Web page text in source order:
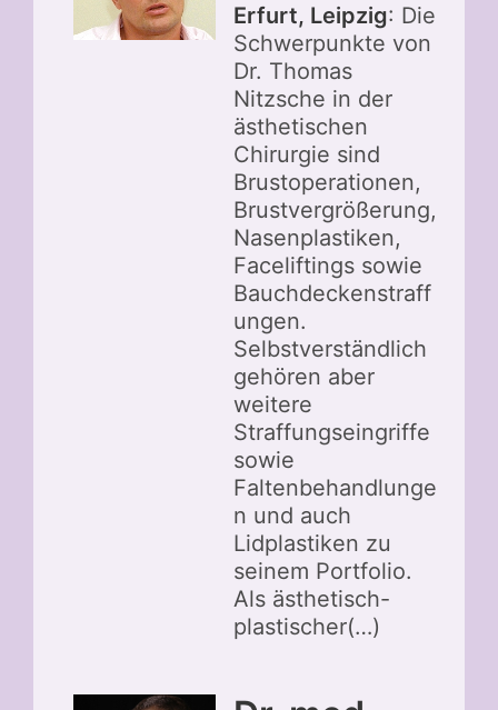
Erfurt, Leipzig: Die
Schwerpunkte von
Dr. Thomas
Nitzsche in der
ästhetischen
Chirurgie sind
Brustoperationen,
Brustvergrößerung,
Nasenplastiken,
Faceliftings sowie
Bauchdeckenstraff
ungen.
Selbstverständlich
gehören aber
weitere
Straffungseingriffe
sowie
Faltenbehandlunge
n und auch
Lidplastiken zu
seinem Portfolio.
Als ästhetisch-
plastischer(…)